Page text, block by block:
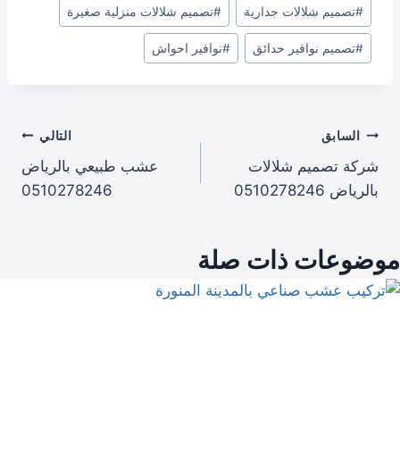
#تصميم شلالات جدارية #تصميم شلالات منزلية صغيرة
#تصميم نوافير حدائق #نوافير احواش
تصفّح
المقالات
السابق
شركة تصميم شلالات
بالرياض 0510278246
التالي
عشب طبيعي بالرياض
0510278246
موضوعات ذات صلة